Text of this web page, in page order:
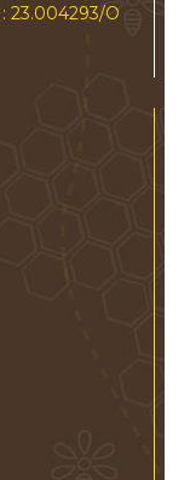
23.004293/O